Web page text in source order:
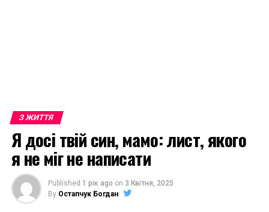
З ЖИТТЯ
Я досі твій син, мамо: лист, якого
я не міг не написати
Published 1 рік ago on 3 Квітня, 2025
By Остапчук Богдан